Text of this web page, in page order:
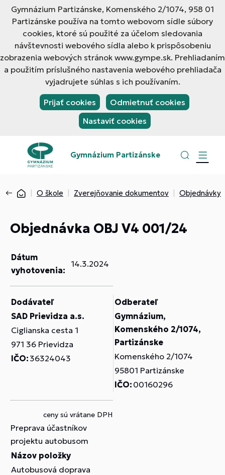
Gymnázium Partizánske, Komenského 2/1074, 958 01
Partizánske používa na tomto webovom sídle súbory
cookies, ktoré sú použité za účelom sledovania
návštevnosti webového sídla alebo k prispôsobeniu
zobrazenia webových stránok www.gympe.sk. Prehliadaním
a použitím príslušného nastavenia webového prehliadača
vyjadrujete súhlas s ich používaním.
Prijať cookies
Odmietnuť cookies
Nastaviť cookies
Gymnázium Partizánske
O škole Zverejňovanie dokumentov Objednávky
Objednávka OBJ V4 001/24
Dátum
vyhotovenia:
14.3.2024
Dodávateľ
SAD Prievidza a.s.
Ciglianska cesta 1
971 36 Prievidza
IČO: 36324043
Odberateľ
Gymnázium,
Komenského 2/1074,
Partizánske
Komenského 2/1074
95801 Partizánske
IČO: 00160296
ceny sú vrátane DPH
Preprava účastníkov
projektu autobusom
Názov položky
Autobusová doprava